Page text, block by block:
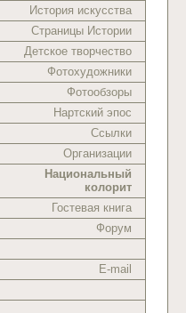
История искусства
Страницы Истории
Детское творчество
Фотохудожники
Фотообзоры
Нартский эпос
Ссылки
Организации
Национальный
колорит
Гостевая книга
Форум
E-mail